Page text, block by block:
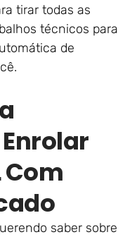
tirar todas as
técnicos para
de
Com
saber sobre